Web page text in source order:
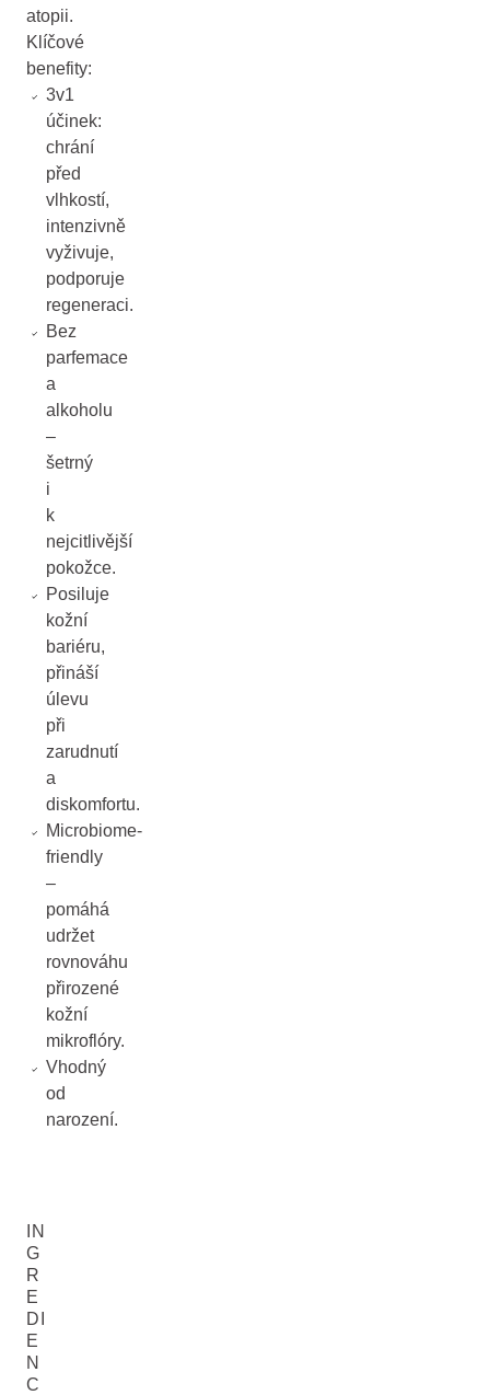
atopii.
Klíčové
benefity:
3v1
účinek:
chrání
před
vlhkostí,
intenzivně
vyživuje,
podporuje
regeneraci.
Bez
parfemace
a
alkoholu
–
šetrný
i
k
nejcitlivější
pokožce.
Posiluje
kožní
bariéru,
přináší
úlevu
při
zarudnutí
a
diskomfortu.
Microbiome-
friendly
–
pomáhá
udržet
rovnováhu
přirozené
kožní
mikroflóry.
Vhodný
od
narození.
IN
G
R
E
DI
E
N
C